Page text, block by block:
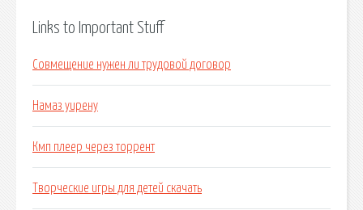
Links to Important Stuff
Совмещение нужен ли трудовой договор
Намаз уирену
Кмп плеер через торрент
Творческие игры для детей скачать